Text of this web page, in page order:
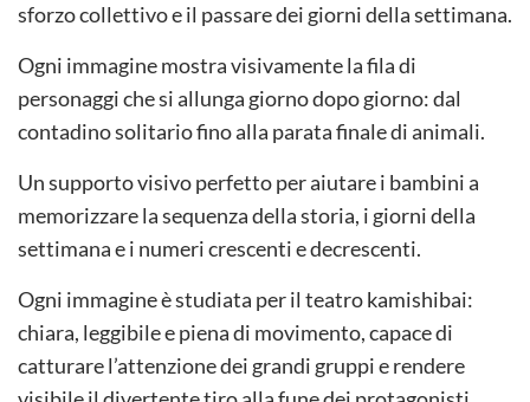
sforzo collettivo e il passare dei giorni della settimana.
Ogni immagine mostra visivamente la fila di
personaggi che si allunga giorno dopo giorno: dal
contadino solitario fino alla parata finale di animali.
Un supporto visivo perfetto per aiutare i bambini a
memorizzare la sequenza della storia, i giorni della
settimana e i numeri crescenti e decrescenti.
Ogni immagine è studiata per il teatro kamishibai:
chiara, leggibile e piena di movimento, capace di
catturare l’attenzione dei grandi gruppi e rendere